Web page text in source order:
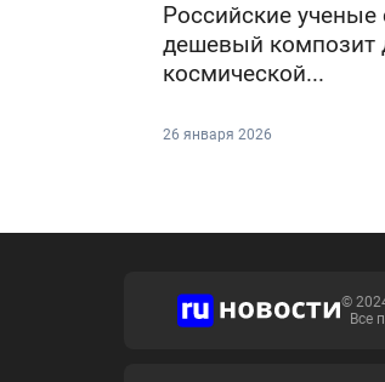
Российские ученые
дешевый композит
космической...
26 января 2026
©
Все